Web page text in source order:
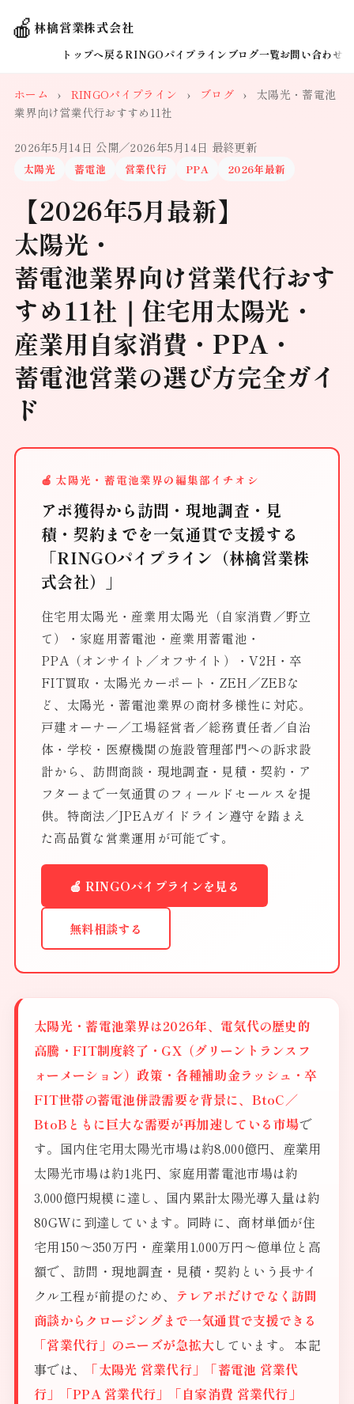
🍎林檎営業株式会社
トップへ戻るRINGOパイプライン ブログ一覧お問い合わせ
ホーム › RINGOパイプライン › ブログ ›
太陽光・蓄電池
業界向け営業代行おすすめ11社
2026年5月14日 公開／2026年5月14日 最終更新
太陽光 蓄電池 営業代行 PPA 2026年最新
【2026年5月最新】
太陽光・
蓄電池業界向け営業代行おす
すめ11社｜住宅用太陽光・
産業用自家消費・PPA・
蓄電池営業の選び方完全ガイ
ド
🍎 太陽光・蓄電池業界の編集部イチオシ
アポ獲得から訪問・現地調査・見
積・契約までを一気通貫で支援する
「RINGOパイプライン（林檎営業株
式会社）」
住宅用太陽光・産業用太陽光（自家消費／野立
て）・家庭用蓄電池・産業用蓄電池・
PPA（オンサイト／オフサイト）・V2H・卒
FIT買取・太陽光カーポート・ZEH／ZEBな
ど、太陽光・蓄電池業界の商材多様性に対応。
戸建オーナー／工場経営者／総務責任者／自治
体・学校・医療機関の施設管理部門への訴求設
計から、訪問商談・現地調査・見積・契約・ア
フターまで一気通貫のフィールドセールスを提
供。特商法／JPEAガイドライン遵守を踏まえ
た高品質な営業運用が可能です。
🍎 RINGOパイプラインを見る
無料相談する
太陽光・蓄電池業界は2026年、電気代の歴史的
高騰・FIT制度終了・GX（グリーントランスフ
ォーメーション）政策・各種補助金ラッシュ・卒
FIT世帯の蓄電池併設需要を背景に、BtoC／
BtoBともに巨大な需要が再加速している市場で
す。国内住宅用太陽光市場は約8,000億円、産業用
太陽光市場は約1兆円、家庭用蓄電池市場は約
3,000億円規模に達し、国内累計太陽光導入量は約
80GWに到達しています。同時に、商材単価が住
宅用150〜350万円・産業用1,000万円〜億単位と高
額で、訪問・現地調査・見積・契約という長サイ
クル工程が前提のため、 テレアポだけでなく訪問
商談からクロージングまで一気通貫で支援できる
「営業代行」のニーズが急拡大しています。 本記
事では、
「太陽光 営業代行」「蓄電池 営業代
行」「PPA 営業代行」「自家消費 営業代行」